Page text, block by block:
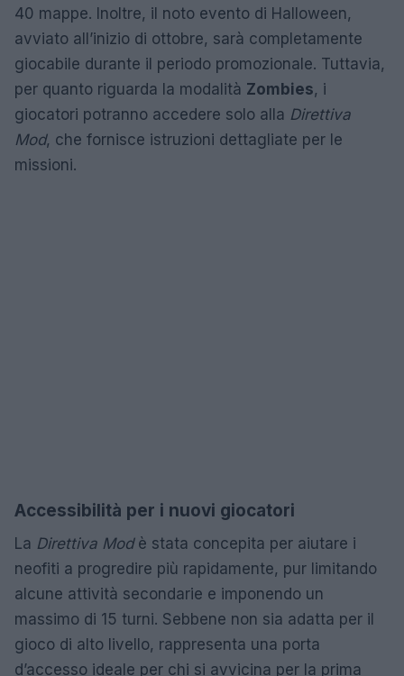
40 mappe. Inoltre, il noto evento di Halloween,
avviato all’inizio di ottobre, sarà completamente
giocabile durante il periodo promozionale. Tuttavia,
per quanto riguarda la modalità Zombies, i
giocatori potranno accedere solo alla Direttiva
Mod, che fornisce istruzioni dettagliate per le
missioni.
Accessibilità per i nuovi giocatori
La Direttiva Modè stata concepita per aiutare i
neofiti a progredire più rapidamente, pur limitando
alcune attività secondarie e imponendo un
massimo di 15 turni. Sebbene non sia adatta per il
gioco di alto livello, rappresenta una porta
d’accesso ideale per chi si avvicina per la prima